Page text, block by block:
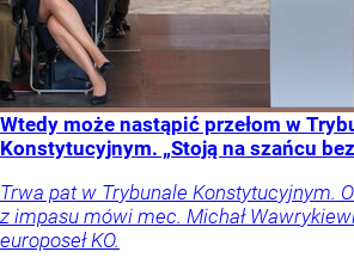
Wtedy może nastąpić przełom w
Konstytucyjnym. „Stoją na szańcu
Trwa pat w Trybunale Konstytucyjnym.
z impasu mówi mec. Michał
europoseł KO.